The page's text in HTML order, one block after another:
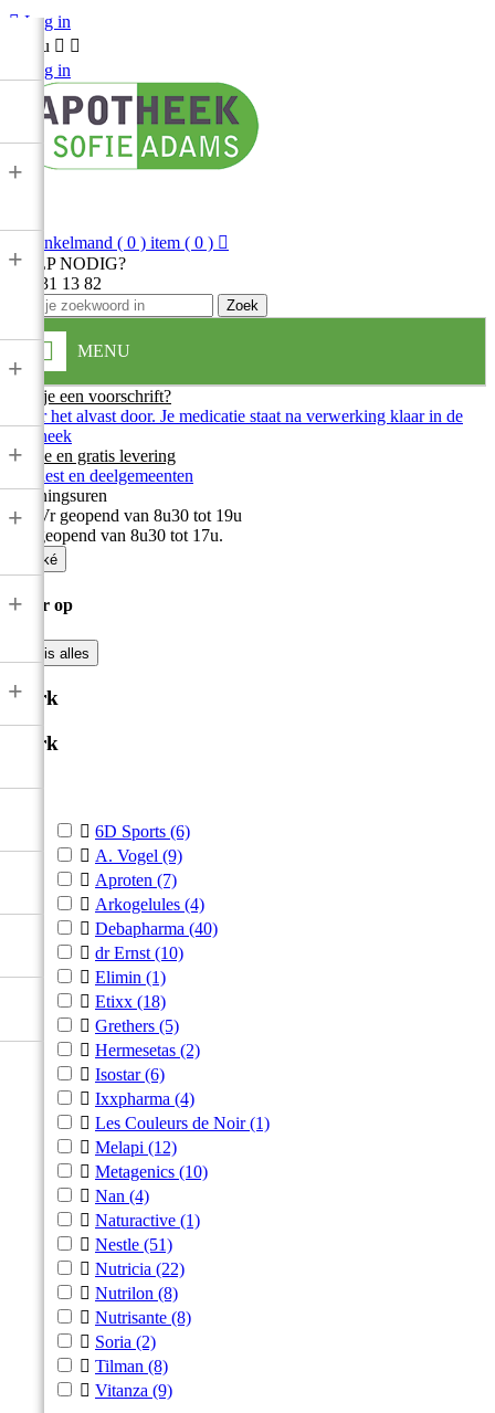
 Log in
Menu  
Log in
Winkelmand ( 0 ) item ( 0 ) 
HULP NODIG?
013 31 13 82
Zoek
MENU
+
+
+
+
+
+
+
Heb je een voorschrift?
Stuur het alvast door. Je medicatie staat na verwerking klaar in de
apotheek
Snelle en gratis levering
In Diest en deelgemeenten
Openingsuren
Ma-Vr geopend van 8u30 tot 19u
Zat geopend van 8u30 tot 17u.
Oké
Filter op
Wis alles
Merk
Merk
 
 6D Sports (6)
 A. Vogel (9)
 Aproten (7)
 Arkogelules (4)
 Debapharma (40)
 dr Ernst (10)
 Elimin (1)
 Etixx (18)
 Grethers (5)
 Hermesetas (2)
 Isostar(6)
 Ixxpharma (4)
 Les Couleurs de Noir(1)
 Melapi (12)
 Metagenics (10)
 Nan (4)
 Naturactive (1)
 Nestle (51)
 Nutricia (22)
 Nutrilon (8)
 Nutrisante (8)
 Soria (2)
 Tilman (8)
 Vitanza (9)